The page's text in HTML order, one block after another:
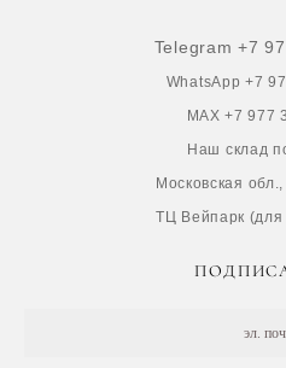
Telegram +7
WhatsApp +7
MAX +7 977
Наш склад
Московская
ТЦ Вейпарк